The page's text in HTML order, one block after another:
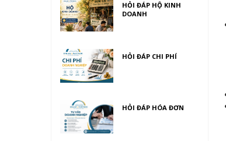
HỎI ĐÁP HỘ KINH
DOANH
HỎI ĐÁP CHI PHÍ
HỎI ĐÁP HÓA ĐƠN